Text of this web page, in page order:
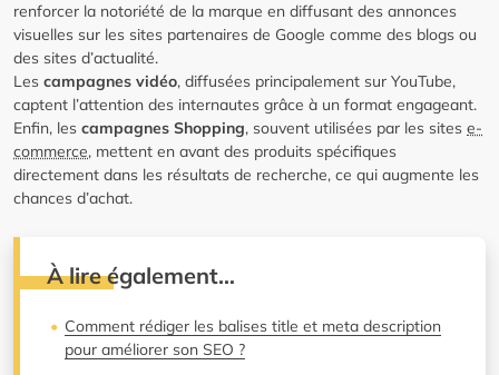
renforcer la notoriété de la marque en diffusant des annonces
visuelles sur les sites partenaires de Google comme des blogs ou
des sites d’actualité.
Les campagnes vidéo, diffusées principalement sur YouTube,
captent l’attention des internautes grâce à un format engageant.
Enfin, les campagnes Shopping, souvent utilisées par les sites e-
commerce, mettent en avant des produits spécifiques
directement dans les résultats de recherche, ce qui augmente les
chances d’achat.
À lire également…
Comment rédiger les balises title et meta description
pour améliorer son SEO ?